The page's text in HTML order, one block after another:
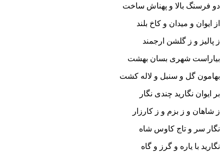
دو فرسنگ بالا و پهناش ساخت‏
از ایوان و میدان و کاخ بلند
ز پالیز و ز گلشن ارجمند
بیاراست شهرى بسان بهشت
بهامون گل و سنبل و لاله کشت‏
بر ایوان نگارید چندى نگار
ز شاهان و ز بزم و ز کارزار
نگار سر و تاج کاوس شاه
نگارید با یاره و گرز و گاه‏